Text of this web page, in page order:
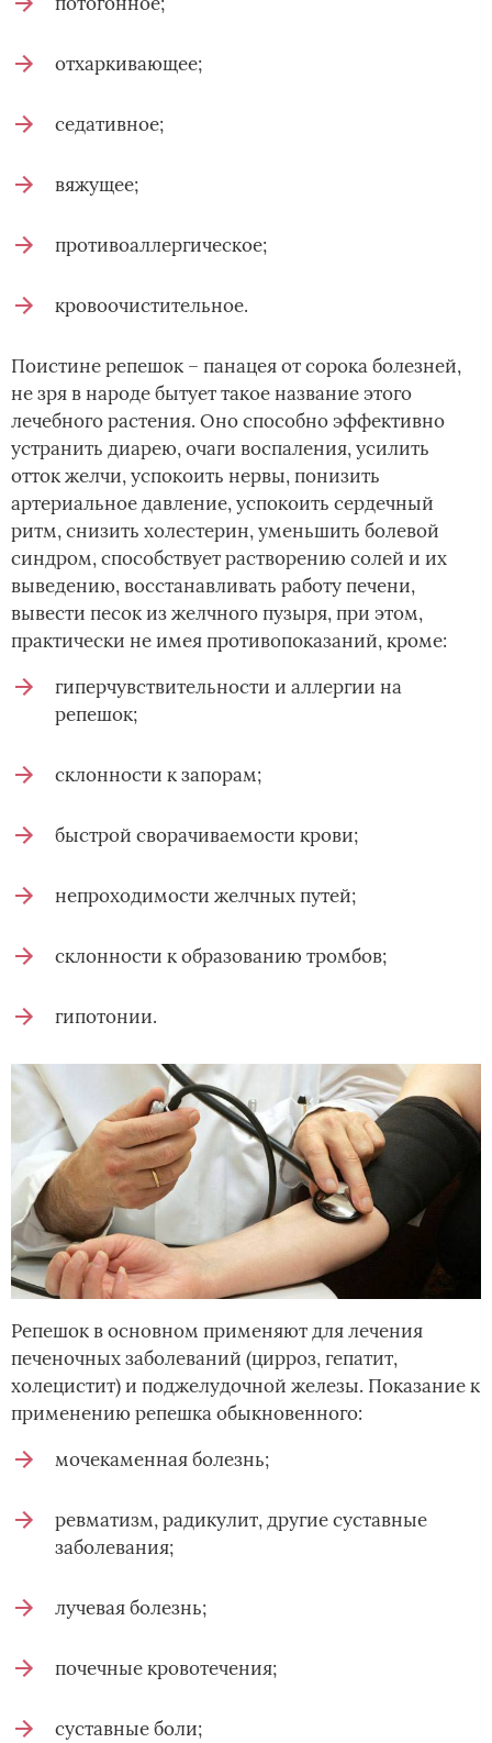
отхаркивающее;
седативное;
вяжущее;
противоаллергическое;
кровоочистительное.
Поистине репешок – панацея от сорока болезней,
не зря в народе бытует такое название этого
лечебного растения. Оно способно эффективно
устранить диарею, очаги воспаления, усилить
отток желчи, успокоить нервы, понизить
артериальное давление, успокоить сердечный
ритм, снизить холестерин, уменьшить болевой
синдром, способствует растворению солей и их
выведению, восстанавливать работу печени,
вывести песок из желчного пузыря, при этом,
практически не имея противопоказаний, кроме:
гиперчувствительности и аллергии на
репешок;
склонности к запорам;
быстрой сворачиваемости крови;
непроходимости желчных путей;
склонности к образованию тромбов;
гипотонии.
Репешок в основном применяют для лечения
печеночных заболеваний (цирроз, гепатит,
холецистит) и поджелудочной железы. Показание к
применению репешка обыкновенного:
мочекаменная болезнь;
ревматизм, радикулит, другие суставные
заболевания;
лучевая болезнь;
почечные кровотечения;
суставные боли;